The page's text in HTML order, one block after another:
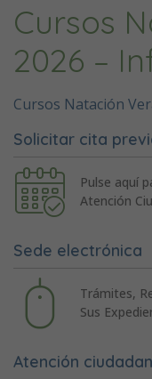
Cursos
2026 –
Cursos Natación
Solicitar cita
Pulse aquí
Atención
Sede electrónica
Trámites,
Sus
Atención